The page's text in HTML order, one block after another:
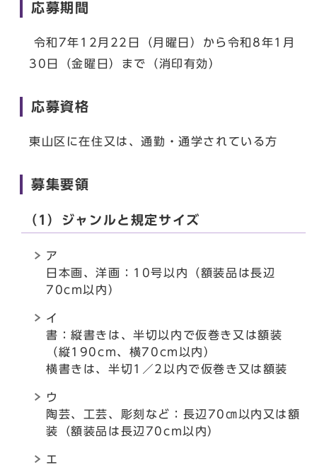
応募期間
令和7年12月22日（月曜日）から令和8年1月
30日（金曜日）まで（消印有効）
応募資格
東山区に在住又は、通勤・通学されている方
募集要領
（1）ジャンルと規定サイズ
ア
日本画、洋画：10号以内（額装品は長辺
70cm以内）
イ
書：縦書きは、半切以内で仮巻き又は額装
（縦190cm、横70cm以内）
横書きは、半切1／2以内で仮巻き又は額装
ウ
陶芸、工芸、彫刻など：長辺70㎝以内又は額
装（額装品は長辺70cm以内）
エ